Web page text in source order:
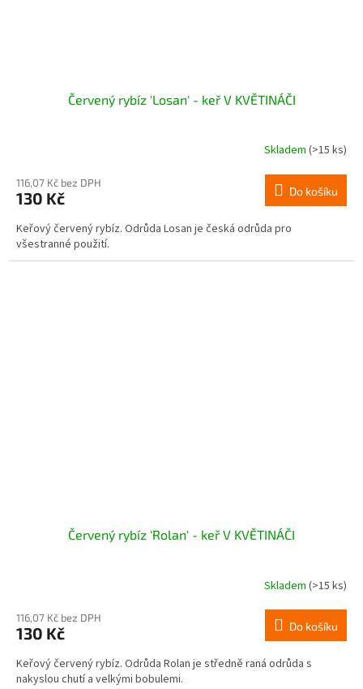
Červený rybíz 'Losan' - keř V KVĚTINÁČI
Skladem (>15 ks)
116,07 Kč bez DPH
130 Kč Do košíku
Keřový červený rybíz. Odrůda Losan je česká odrůda pro
všestranné použití.
Červený rybíz 'Rolan' - keř V KVĚTINÁČI
Skladem (>15 ks)
116,07 Kč bez DPH
130 Kč Do košíku
Keřový červený rybíz. Odrůda Rolan je středně raná odrůda s
nakyslou chutí a velkými bobulemi.